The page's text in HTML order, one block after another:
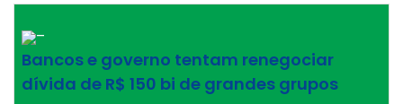
–
Bancos e governo tentam renegociar
dívida de R$ 150 bi de grandes grupos